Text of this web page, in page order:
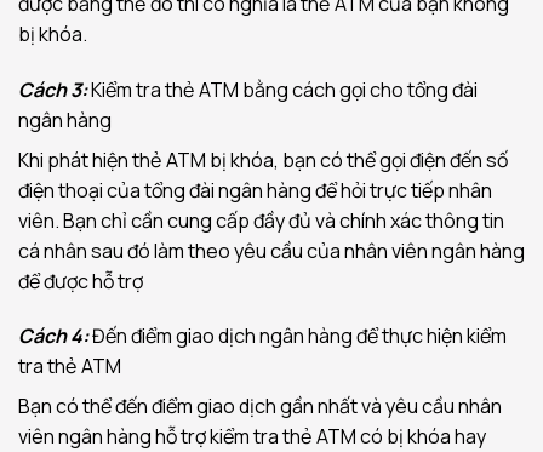
bị khóa.
Cách 3:Kiểm tra thẻ ATM bằng cách gọi cho tổng đài
ngân hàng
Khi phát hiện thẻ ATM bị khóa, bạn có thể gọi điện đến số
điện thoại của tổng đài ngân hàng để hỏi trực tiếp nhân
viên. Bạn chỉ cần cung cấp đầy đủ và chính xác thông tin
cá nhân sau đó làm theo yêu cầu của nhân viên ngân hàng
để được hỗ trợ
Cách 4:Đến điểm giao dịch ngân hàng để thực hiện kiểm
tra thẻ ATM
Bạn có thể đến điểm giao dịch gần nhất và yêu cầu nhân
viên ngân hàng hỗ trợ kiểm tra thẻ ATM có bị khóa hay